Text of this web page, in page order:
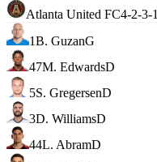
Atlanta United FC4-2-3-1
1B. GuzanG
47M. EdwardsD
5S. GregersenD
3D. WilliamsD
44L. AbramD